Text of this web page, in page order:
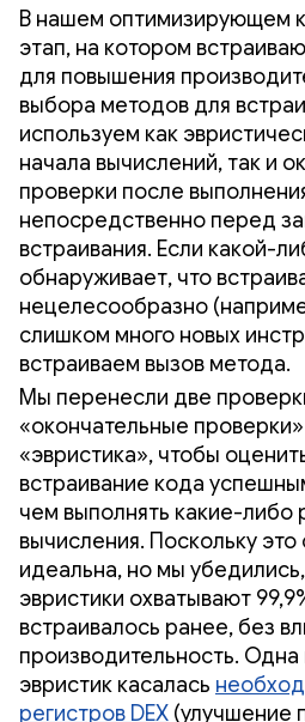
В нашем оптимизирующем
этап, на котором
для повышения
выбора методов для
используем как
начала вычислений, так и
проверки после
непосредственно перед
встраивания. Если какой-
обнаруживает, что
нецелесообразно
слишком много новых
встраиваем вызов метода.
Мы перенесли две
«окончательные
«эвристика», чтобы
встраивание кода
чем выполнять какие-либо
вычисления. Поскольку
идеальна, но мы
эвристики охватывают
встраивалось ранее, без
производительность. Одна
эвристик касалась
регистров DEX (улучшение